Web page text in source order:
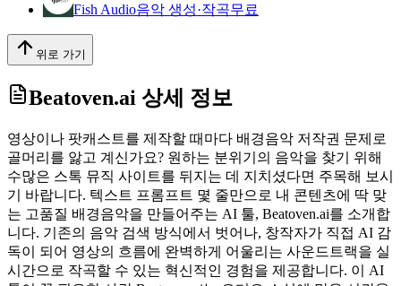
Fish Audio음악 생성·작곡무료
위로 가기
Beatoven.ai 상세 정보
영상이나 팟캐스트를 제작할 때마다 배경음악 저작권 문제로
골머리를 앓고 계신가요? 원하는 분위기의 음악을 찾기 위해
수많은 스톡 뮤직 사이트를 뒤지는 데 지치셨다면 주목해 보시
기 바랍니다. 텍스트 프롬프트 몇 줄만으로 내 콘텐츠에 딱 맞
는 고품질 배경음악을 만들어주는 AI 툴, Beatoven.ai를 소개합
니다. 기존의 음악 검색 방식에서 벗어나, 창작자가 직접 AI 감
독이 되어 영상의 흐름에 완벽하게 어울리는 사운드트랙을 실
시간으로 작곡할 수 있는 혁신적인 경험을 제공합니다. 이 AI